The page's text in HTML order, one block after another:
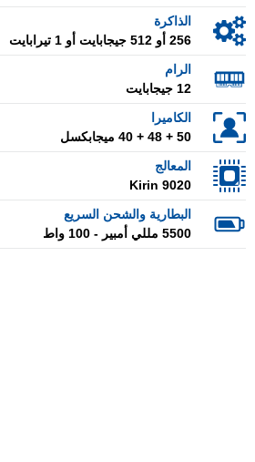
الذاكرة
256 أو 512 جيجابايت أو 1 تيرابايت
الرام
12 جيجابايت
الكاميرا
50 + 48 + 40 ميجابكسل
المعالج
Kirin 9020
البطارية والشحن السريع
5500 مللي أمبير - 100 واط